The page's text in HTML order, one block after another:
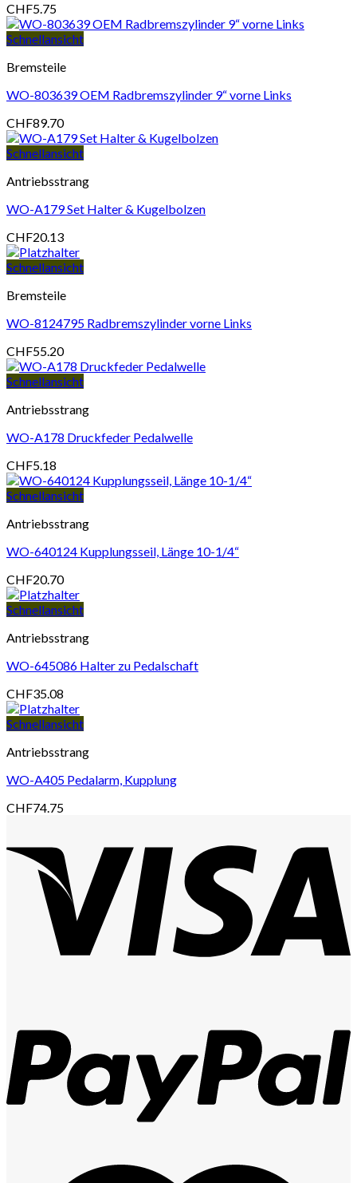
CHF5.75
Schnellansicht
Bremsteile
WO-803639 OEM Radbremszylinder 9“ vorne Links
CHF89.70
Schnellansicht
Antriebsstrang
WO-A179 Set Halter & Kugelbolzen
CHF20.13
Schnellansicht
Bremsteile
WO-8124795 Radbremszylinder vorne Links
CHF55.20
Schnellansicht
Antriebsstrang
WO-A178 Druckfeder Pedalwelle
CHF5.18
Schnellansicht
Antriebsstrang
WO-640124 Kupplungsseil, Länge 10-1/4“
CHF20.70
Schnellansicht
Antriebsstrang
WO-645086 Halter zu Pedalschaft
CHF35.08
Schnellansicht
Antriebsstrang
WO-A405 Pedalarm, Kupplung
CHF74.75